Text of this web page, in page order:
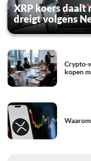
XRP koers daalt
dreigt volgens
Crypto-
kopen